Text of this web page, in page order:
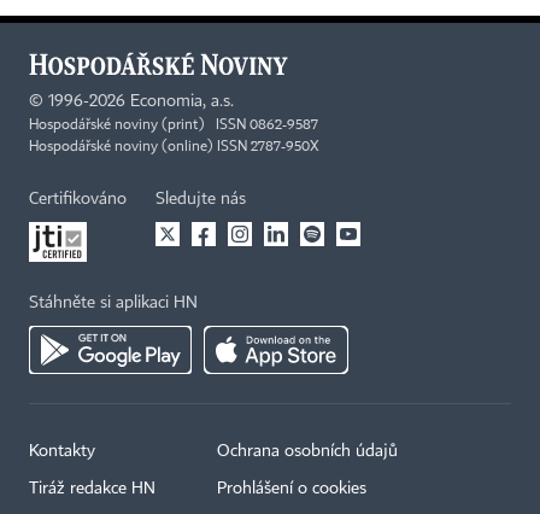
© 1996-2026 Economia, a.s.
Hospodářské noviny (print) ISSN 0862-9587
Hospodářské noviny (online) ISSN 2787-950X
Certifikováno Sledujte nás
Stáhněte si aplikaci HN
Kontakty
Tiráž redakce HN
Ochrana osobních údajů
Prohlášení o cookies